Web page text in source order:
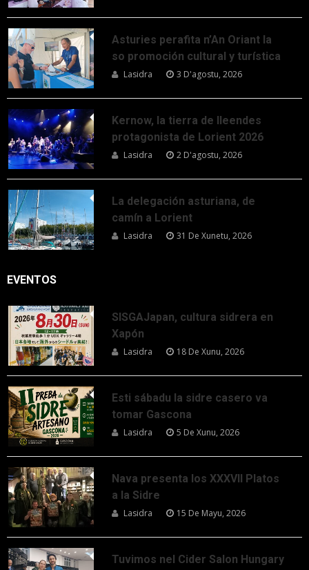
Asturies perafita n’An Oriant la
so promoción cultural y turística
Lasidra 3 D'agostu, 2026
Kernow, la tierra de lleendes
protagonista de Lorient 2026
Lasidra 2 D'agostu, 2026
La delegación asturiana, de
camín a Lorient
Lasidra 31 De Xunetu, 2026
EVENTOS
SISGAJapan, cultura sidrera en
Xapón
Lasidra 18 De Xunu, 2026
Esti sábadu la sidre casero va
tomar Gascona
Lasidra 5 De Xunu, 2026
Nava presenta los XXXVII Platos
a la Sidre
Lasidra 15 De Mayu, 2026
Tuvimos nel Cider Salon Hungary